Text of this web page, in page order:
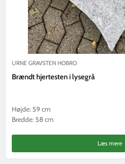
URNE GRAVSTEN HOBRO
Brændt hjertesten i lysegrå
Højde: 59 cm
Bredde: 58 cm
Læs mere